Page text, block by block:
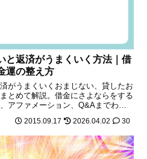
と返済がうまくいく方法｜借
運の整え方
がうまくいくおまじない、貸したお
とめて解説。借金にさよならをする
アファメーション、Q&Aまでわか
2015.09.17 2026.04.02 30